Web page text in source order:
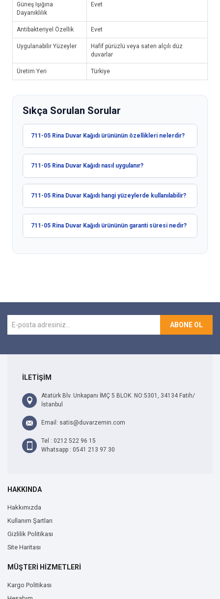
Güneş Işığına
Dayanıklılık
Evet
Antibakteriyel Özellik Evet
Uygulanabilir Yüzeyler
Hafif pürüzlü veya saten alçılı düz
duvarlar
Üretim Yeri Türkiye
Sıkça Sorulan Sorular
711-05 Rina Duvar Kağıdı ürününün özellikleri nelerdir?
711-05 Rina Duvar Kağıdı nasıl uygulanır?
711-05 Rina Duvar Kağıdı hangi yüzeylerde kullanılabilir?
711-05 Rina Duvar Kağıdı ürününün garanti süresi nedir?
ABONE OL
İLETİŞİM
Atatürk Blv. Unkapanı İMÇ 5 BLOK. NO:5301, 34134 Fatih/
İstanbul
Email: satis@duvarzemin.com
Tel : 0212 522 96 15
Whatsapp : 0541 213 97 30
HAKKINDA
Hakkımızda
Kullanım Şartları
Gizlilik Politikası
Site Haritası
MÜŞTERİ HİZMETLERİ
Kargo Politikası